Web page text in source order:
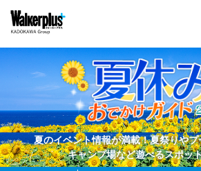
夏のイベント情報が満載！夏祭りや
キャンプ場など遊べるスポッ